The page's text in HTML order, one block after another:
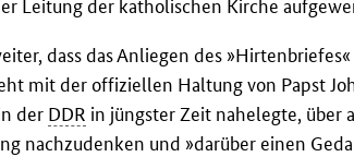
Leitung der katholischen Kirche
dass das Anliegen des
mit der offiziellen Haltung von Papst
der DDR in jüngster Zeit nahelegte, über
nachzudenken und »darüber einen